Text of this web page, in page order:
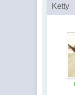
Ketty